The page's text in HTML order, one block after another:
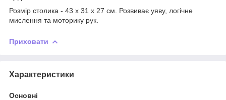
Розмір столика - 43 х 31 х 27 см. Розвиває уяву, логічне
мислення та моторику рук.
Приховати
Характеристики
Основні